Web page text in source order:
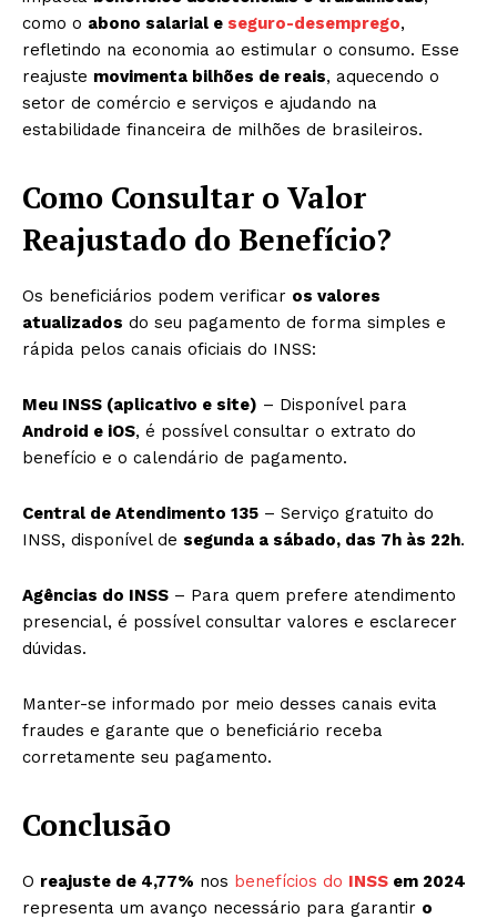
como o abono salarial e seguro-desemprego,
refletindo na economia ao estimular o consumo. Esse
reajuste movimenta bilhões de reais, aquecendo o
setor de comércio e serviços e ajudando na
estabilidade financeira de milhões de brasileiros.
Como Consultar o Valor
Reajustado do Benefício?
Os beneficiários podem verificar os valores
atualizados do seu pagamento de forma simples e
rápida pelos canais oficiais do INSS:
Meu INSS (aplicativo e site) – Disponível para
Android e iOS, é possível consultar o extrato do
benefício e o calendário de pagamento.
Central de Atendimento 135 – Serviço gratuito do
INSS, disponível de segunda a sábado, das 7h às 22h.
Agências do INSS – Para quem prefere atendimento
presencial, é possível consultar valores e esclarecer
dúvidas.
Manter-se informado por meio desses canais evita
fraudes e garante que o beneficiário receba
corretamente seu pagamento.
Conclusão
O reajuste de 4,77% nos benefícios do INSS em 2024
representa um avanço necessário para garantir o